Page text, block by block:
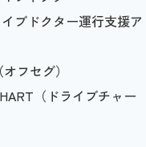
ブドクター運行支援ア
フセグ）
（ドライブチャー